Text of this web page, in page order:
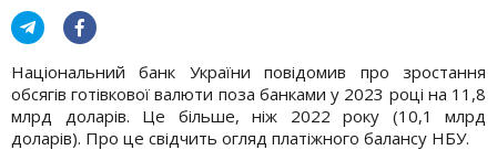
Національний банк України повідомив про зростання
обсягів готівкової валюти поза банками у 2023 році на 11,8
млрд доларів. Це більше, ніж 2022 року (10,1 млрд
доларів). Про це свідчить огляд платіжного балансу НБУ.